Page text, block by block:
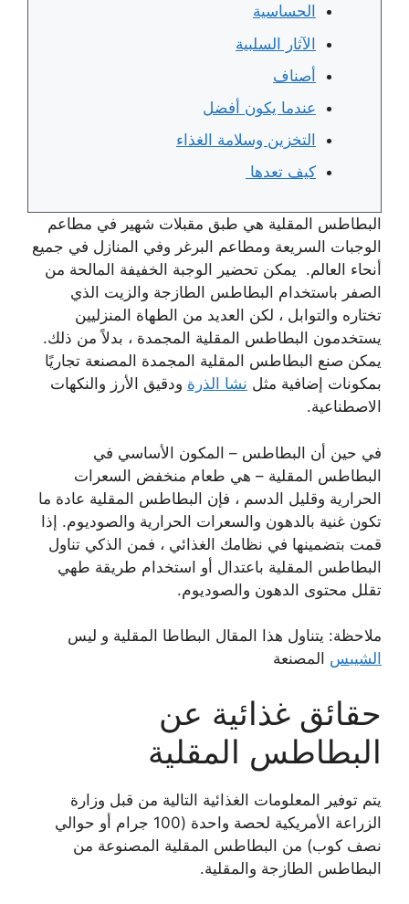
الحساسية
الآثار السلبية
أصناف
عندما يكون أفضل
التخزين وسلامة الغذاء
كيف تعدها
البطاطس المقلية هي طبق مقبلات شهير في مطاعم
الوجبات السريعة ومطاعم البرغر وفي المنازل في جميع
أنحاء العالم. يمكن تحضير الوجبة الخفيفة المالحة من
الصفر باستخدام البطاطس الطازجة والزيت الذي
تختاره والتوابل ، لكن العديد من الطهاة المنزليين
يستخدمون البطاطس المقلية المجمدة ، بدلاً من ذلك.
يمكن صنع البطاطس المقلية المجمدة المصنعة تجاريًا
بمكونات إضافية مثل نشا الذرة ودقيق الأرز والنكهات
الاصطناعية.
في حين أن البطاطس – المكون الأساسي في
البطاطس المقلية – هي طعام منخفض السعرات
الحرارية وقليل الدسم ، فإن البطاطس المقلية عادة ما
تكون غنية بالدهون والسعرات الحرارية والصوديوم. إذا
قمت بتضمينها في نظامك الغذائي ، فمن الذكي تناول
البطاطس المقلية باعتدال أو استخدام طريقة طهي
تقلل محتوى الدهون والصوديوم.
ملاحظة: يتناول هذا المقال البطاطا المقلية و ليس
الشيبس المصنعة
حقائق غذائية عن
البطاطس المقلية
يتم توفير المعلومات الغذائية التالية من قبل وزارة
الزراعة الأمريكية لحصة واحدة (100 جرام أو حوالي
نصف كوب) من البطاطس المقلية المصنوعة من
البطاطس الطازجة والمقلية.